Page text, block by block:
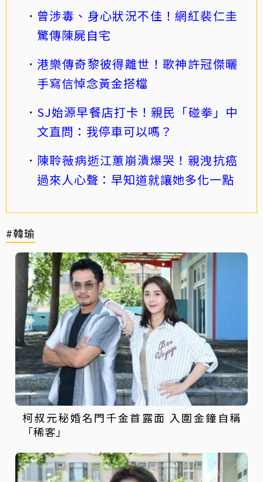
曾涉毒、身心狀況不佳！網紅裴仁圭
驚傳陳屍自宅
港樂傳奇黎彼得離世！歌神許冠傑曬
手寫信悼念黃金搭檔
SJ始源早餐店打卡！親民「碰拳」中
文直問：我停車可以嗎？
陳聆薇病逝江蕙崩潰爆哭！親洩抗癌
過來人心聲：早知道就讓她多化一點
#韓瑜
柯叔元秘婚名門千金首露面 入圍金鐘自稱
「稀客」